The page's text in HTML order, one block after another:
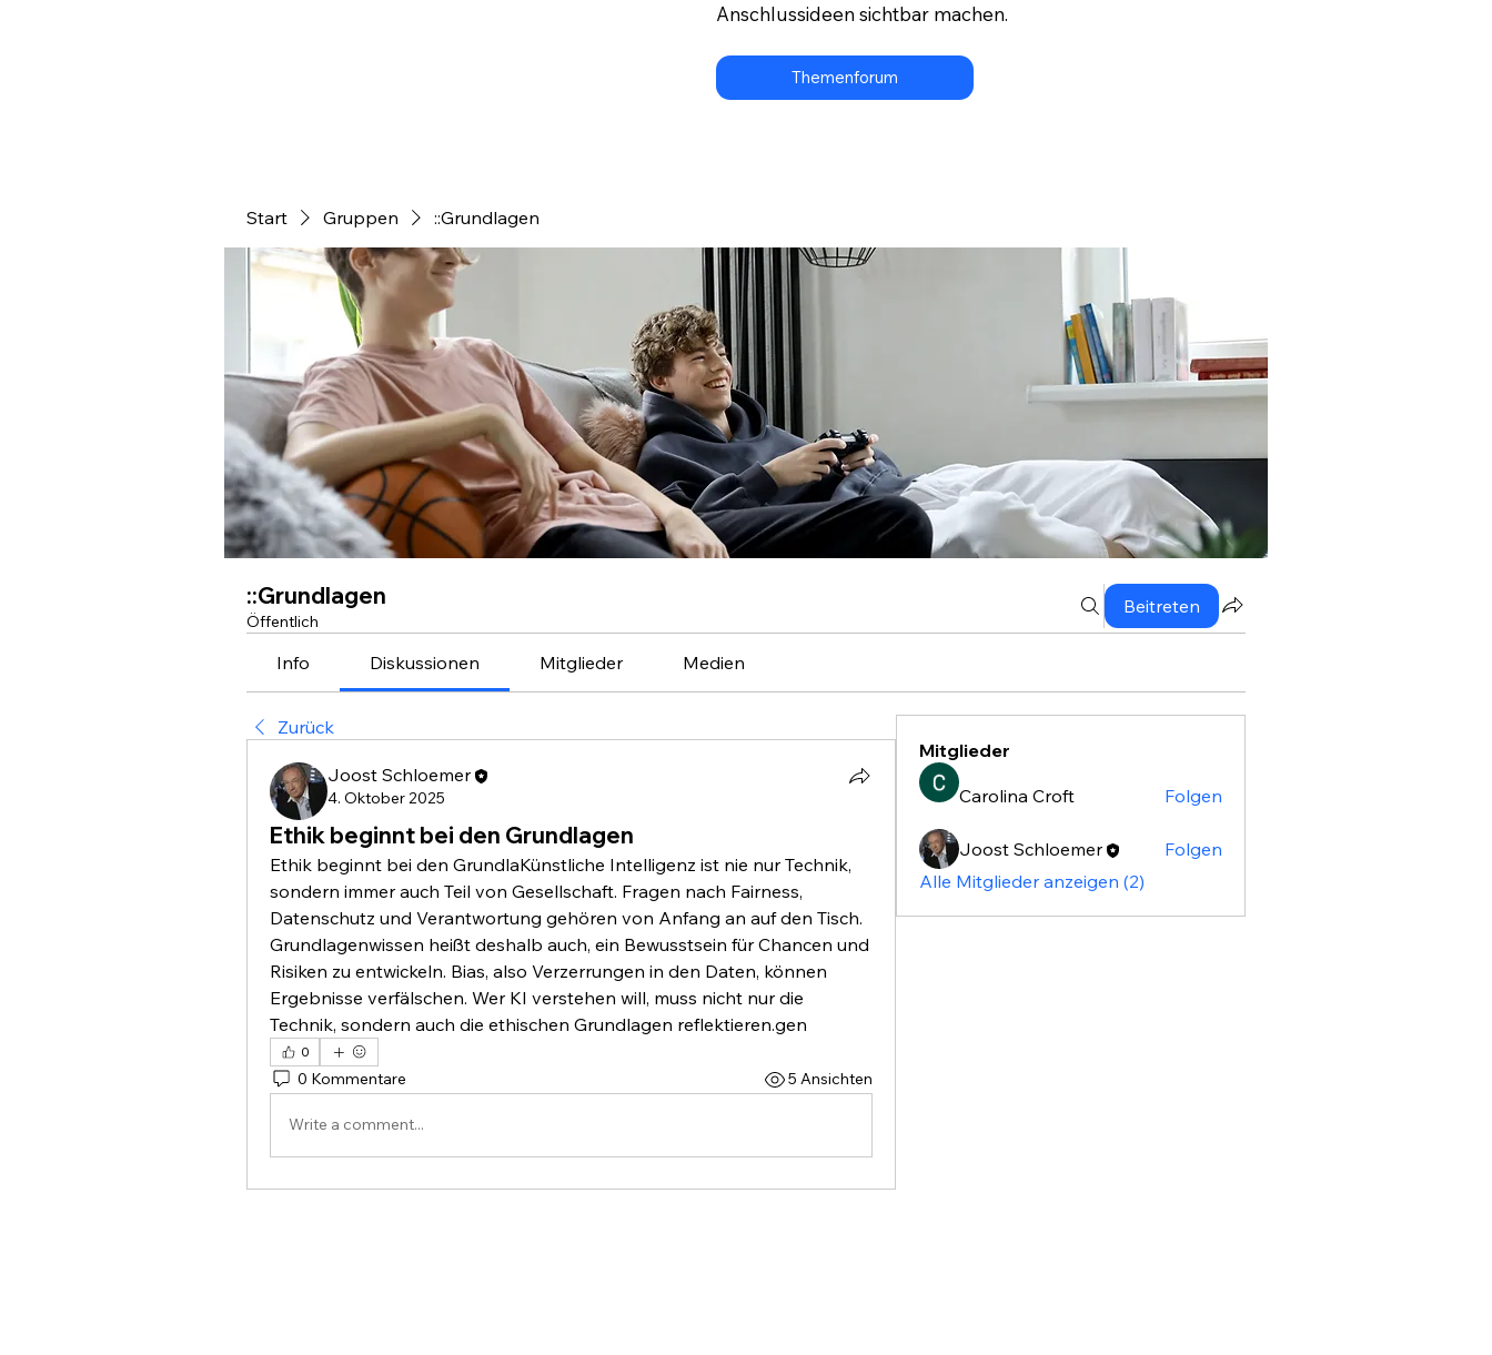
Start Gruppen ::Grundlagen
::Grundlagen
Öffentlich
Beitreten
Info Diskussionen Mitglieder Medien
Zurück
Joost Schloemer
4. Oktober 2025
Ethik beginnt bei den Grundlagen
Ethik beginnt bei den GrundlaKünstliche Intelligenz ist nie nur Technik,
sondern immer auch Teil von Gesellschaft. Fragen nach Fairness,
Datenschutz und Verantwortung gehören von Anfang an auf den Tisch.
Grundlagenwissen heißt deshalb auch, ein Bewusstsein für Chancen und
Risiken zu entwickeln. Bias, also Verzerrungen in den Daten, können
Ergebnisse verfälschen. Wer KI verstehen will, muss nicht nur die
Technik, sondern auch die ethischen Grundlagen reflektieren.gen
0
0 Kommentare 5 Ansichten
Write a comment...
Mitglieder
Carolina Croft Folgen
Joost Schloemer
Folgen
Alle Mitglieder anzeigen (2)
Anschlussideen sichtbar machen.
Themenforum